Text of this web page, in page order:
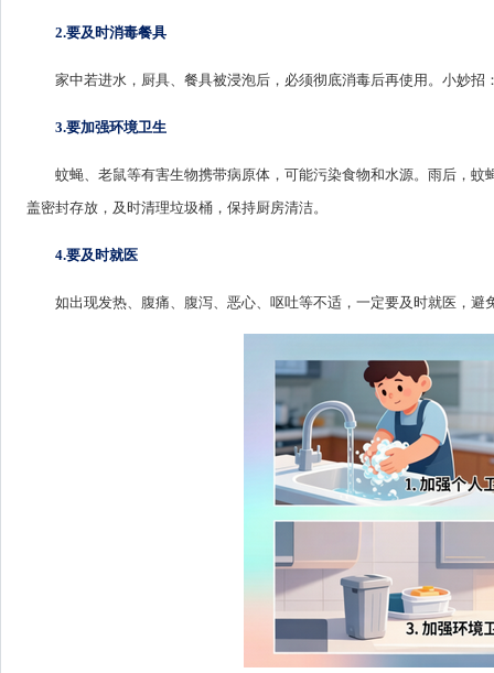
2.要及时消毒餐具
家中若进水，厨具、餐具被浸泡后，必须彻底消毒后再使用。小妙
3.要加强环境卫生
蚊蝇、老鼠等有害生物携带病原体，可能污染食物和水源。雨后，
盖密封存放，及时清理垃圾桶，保持厨房清洁。
4.要及时就医
如出现发热、腹痛、腹泻、恶心、呕吐等不适，一定要及时就医，避